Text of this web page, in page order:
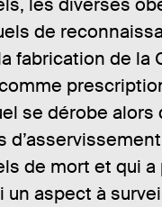
de
fabrication de la
se dérobe
de mort et qui
aspect à